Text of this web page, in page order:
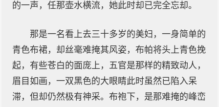
的一声，任那壶水横流，她此时却已完全忘却。
那是一名看上去三十多岁的美妇，一身简单的
青色布裙，却丝毫难掩其风姿，布帕将头上青色挽
起，有些苍白的面庞上，五官是那样的精致动人，
眉目如画，一双黑色的大眼睛此时虽然已陷入呆
滞，但却仍然极有神采。布袍下，是那难掩的峰峦